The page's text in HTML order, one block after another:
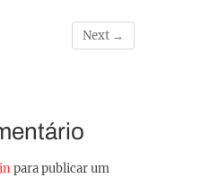
Next →
para publicar um